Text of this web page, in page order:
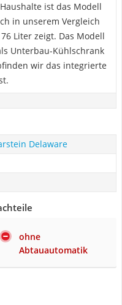
ist das Modell
in unserem Vergleich
Liter zeigt. Das Modell
Unterbau-Kühlschrank
wir das integrierte
Delaware
ohne
Abtauautomatik